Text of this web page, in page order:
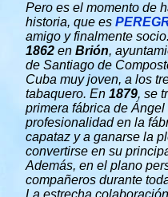
Pero es el momento de
historia, que es
amigo y finalmente
1862 en Brión,
de Santiago de
Cuba muy joven, a los
tabaquero. En 1879, se
primera fábrica de
profesionalidad en la
capataz y a ganarse la
convertirse en su
Además, en el plano
compañeros durante
La estrecha